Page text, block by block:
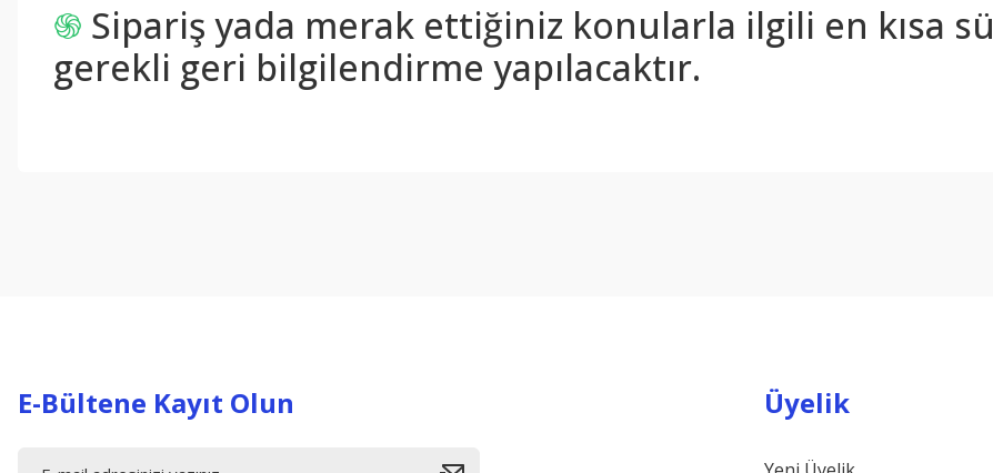
֍ Sipariş yada merak ettiğiniz konularla ilgili en kısa
gerekli geri bilgilendirme yapılacaktır.
E-Bültene Kayıt Olun Üyelik